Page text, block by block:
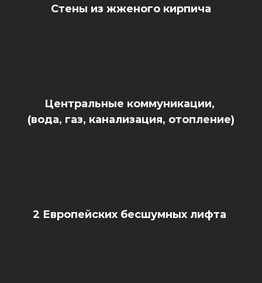
Стены из жженого кирпича
Центральные коммуникации,
(вода, газ, канализация, отопление)
2 Европейских бесшумных лифта